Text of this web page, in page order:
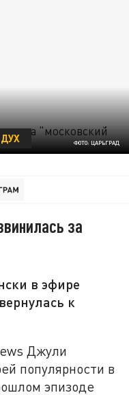
ФОТО: ЦАРЬГРАД
за
в эфире
к
Джули
популярности в
эпизоде